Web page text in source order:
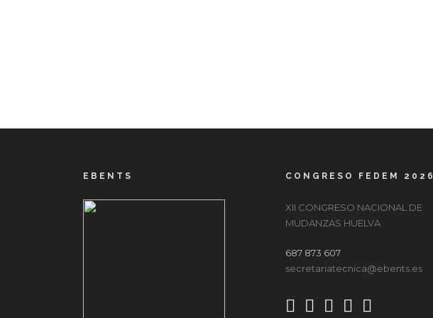
EBENTS CONGRESO FEDEM 2026
XII CONGRESO NACIONAL DE
MUDANZAS HUELVA
687 873 607
secretariatecnica@ebents.es